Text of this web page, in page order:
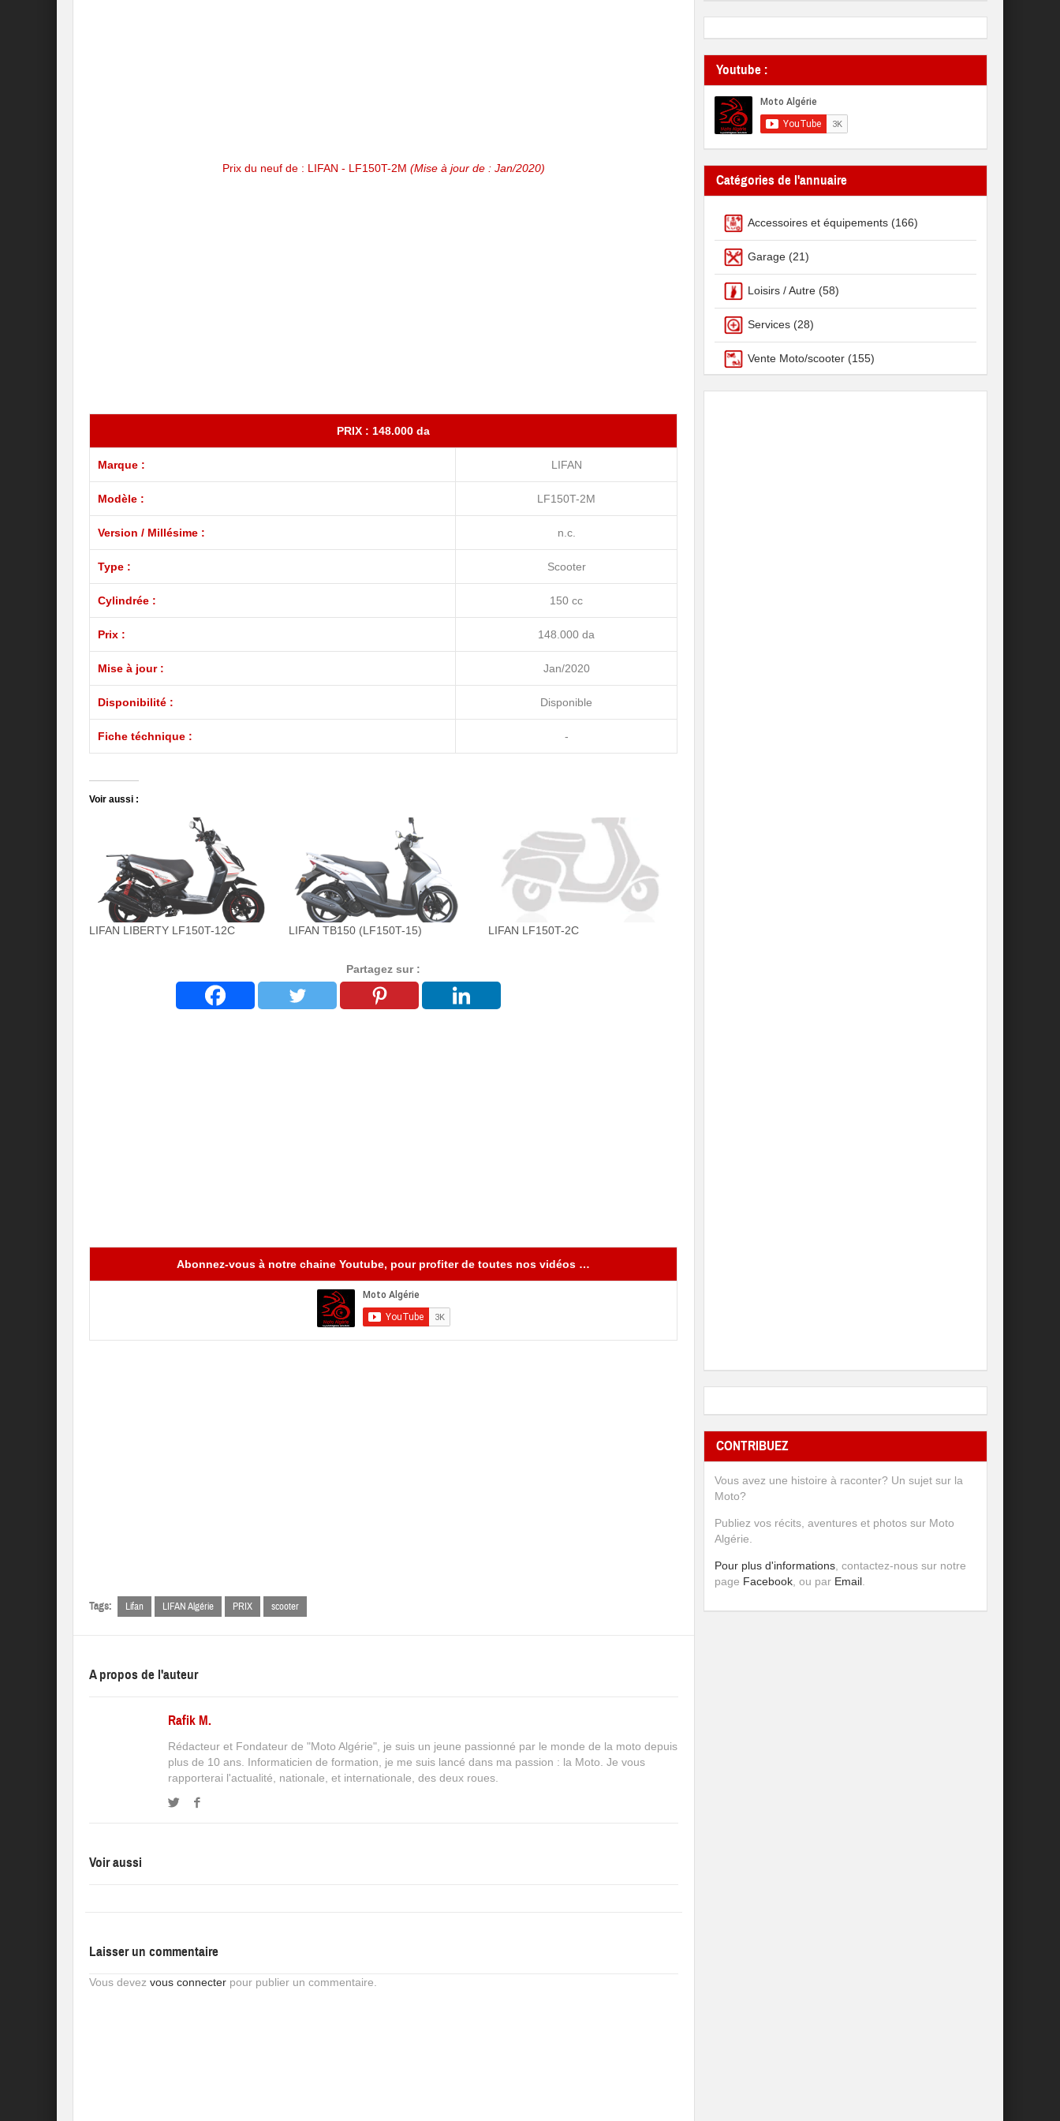
Prix du neuf de : LIFAN - LF150T-2M (Mise à jour de : Jan/2020)
PRIX : 148.000 da
Marque : LIFAN
Modèle : LF150T-2M
Version / Millésime : n.c.
Type : Scooter
Cylindrée : 150 cc
Prix : 148.000 da
Mise à jour : Jan/2020
Disponibilité : Disponible
Fiche téchnique : -
Voir aussi :
LIFAN LIBERTY LF150T-12C LIFAN TB150 (LF150T-15) LIFAN LF150T-2C
Partagez sur :
Abonnez-vous à notre chaine Youtube, pour profiter de toutes nos vidéos …
Tags: Lifan LIFAN Algérie PRIX scooter
A propos de l'auteur
Rafik M.
Rédacteur et Fondateur de "Moto Algérie", je suis un jeune passionné par le monde de la moto depuis
plus de 10 ans. Informaticien de formation, je me suis lancé dans ma passion : la Moto. Je vous
rapporterai l'actualité, nationale, et internationale, des deux roues.
Voir aussi
Laisser un commentaire
Vous devez vous connecter pour publier un commentaire.
Youtube :
Catégories de l'annuaire
Accessoires et équipements (166)
Garage (21)
Loisirs / Autre (58)
Services (28)
Vente Moto/scooter (155)
CONTRIBUEZ
Vous avez une histoire à raconter? Un sujet sur la
Moto?
Publiez vos récits, aventures et photos sur Moto
Algérie.
Pour plus d'informations , contactez-nous sur notre
page Facebook , ou par Email